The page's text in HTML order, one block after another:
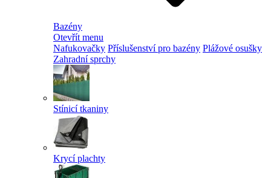
Bazény
Otevřít menu
Nafukovačky Příslušenství pro bazény Plážové osušky
Zahradní sprchy
Stínicí tkaniny
Krycí plachty